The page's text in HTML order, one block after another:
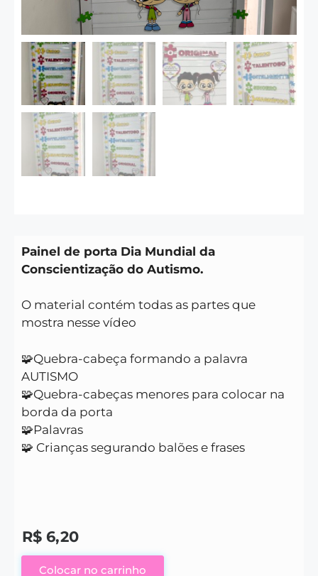
Painel de porta Dia Mundial da
Conscientização do Autismo.
O material contém todas as partes que
mostra nesse vídeo
🧩Quebra-cabeça formando a palavra
AUTISMO
🧩Quebra-cabeças menores para colocar na
borda da porta
🧩Palavras
🧩 Crianças segurando balões e frases
R$ 6,20
Colocar no carrinho